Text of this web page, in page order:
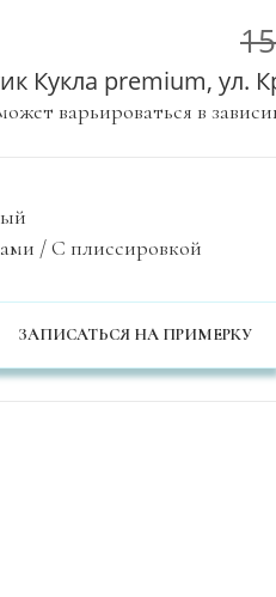
Кукла premium, ул.
варьироваться в
/ C плиссировкой
ЗАПИСАТЬСЯ НА ПРИМЕРКУ